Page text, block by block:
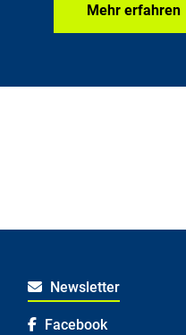
Mehr erfahren
Newsletter
Facebook